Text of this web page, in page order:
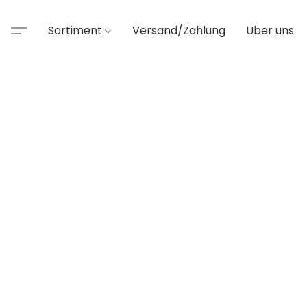
Sortiment Versand/Zahlung Über uns